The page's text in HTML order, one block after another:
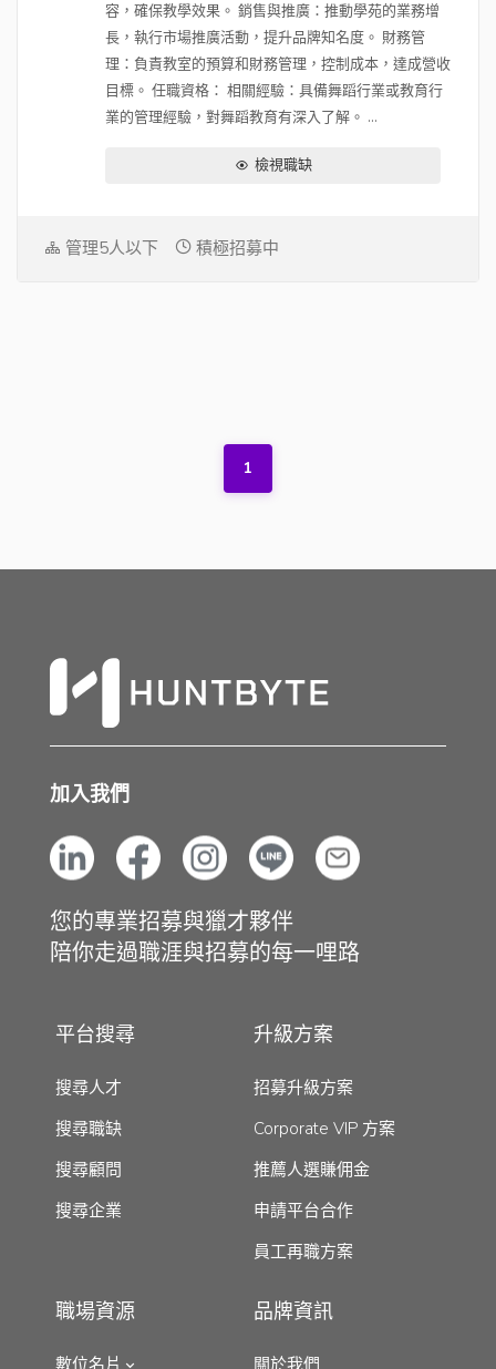
容，確保教學效果。 銷售與推廣：推動學苑的業務增
長，執行市場推廣活動，提升品牌知名度。 財務管
理：負責教室的預算和財務管理，控制成本，達成營收
目標。 任職資格： 相關經驗：具備舞蹈行業或教育行
業的管理經驗，對舞蹈教育有深入了解。 ...
檢視職缺
管理5人以下 積極招募中
1
加入我們
您的專業招募與獵才夥伴
陪你走過職涯與招募的每一哩路
平台搜尋
搜尋人才
搜尋職缺
搜尋顧問
搜尋企業
升級方案
招募升級方案
Corporate VIP 方案
推薦人選賺佣金
申請平台合作
員工再職方案
職場資源
數位名片
品牌資訊
關於我們